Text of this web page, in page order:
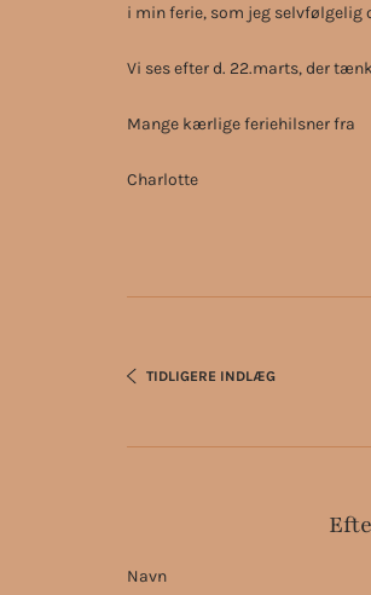
i min ferie, som jeg
Vi ses efter d. 22.marts, der
Mange kærlige feriehilsner fra
Charlotte
TIDLIGERE INDLÆG
Navn